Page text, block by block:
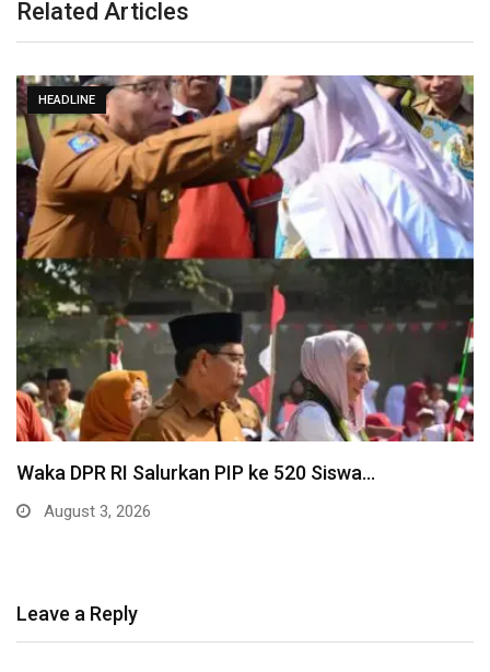
Related Articles
HEADLINE
Waka DPR RI Salurkan PIP ke 520 Siswa…
August 3, 2026
Leave a Reply